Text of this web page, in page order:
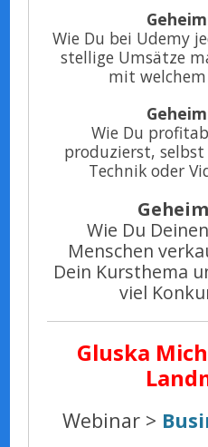
Wie Du bei Udemy
stellige Umsätze
mit
Wie Du
produzierst,
Technik oder
Wie Du
Menschen
Dein Kursthema
viel
Gluska
Webinar >